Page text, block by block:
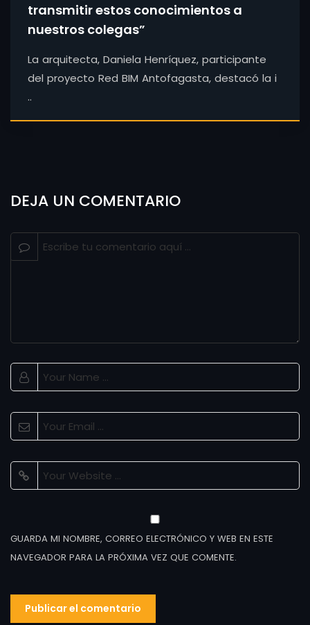
transmitir estos conocimientos a
nuestros colegas”
La arquitecta, Daniela Henríquez, participante
del proyecto Red BIM Antofagasta, destacó la i
..
DEJA UN COMENTARIO
GUARDA MI NOMBRE, CORREO ELECTRÓNICO Y WEB EN ESTE
NAVEGADOR PARA LA PRÓXIMA VEZ QUE COMENTE.